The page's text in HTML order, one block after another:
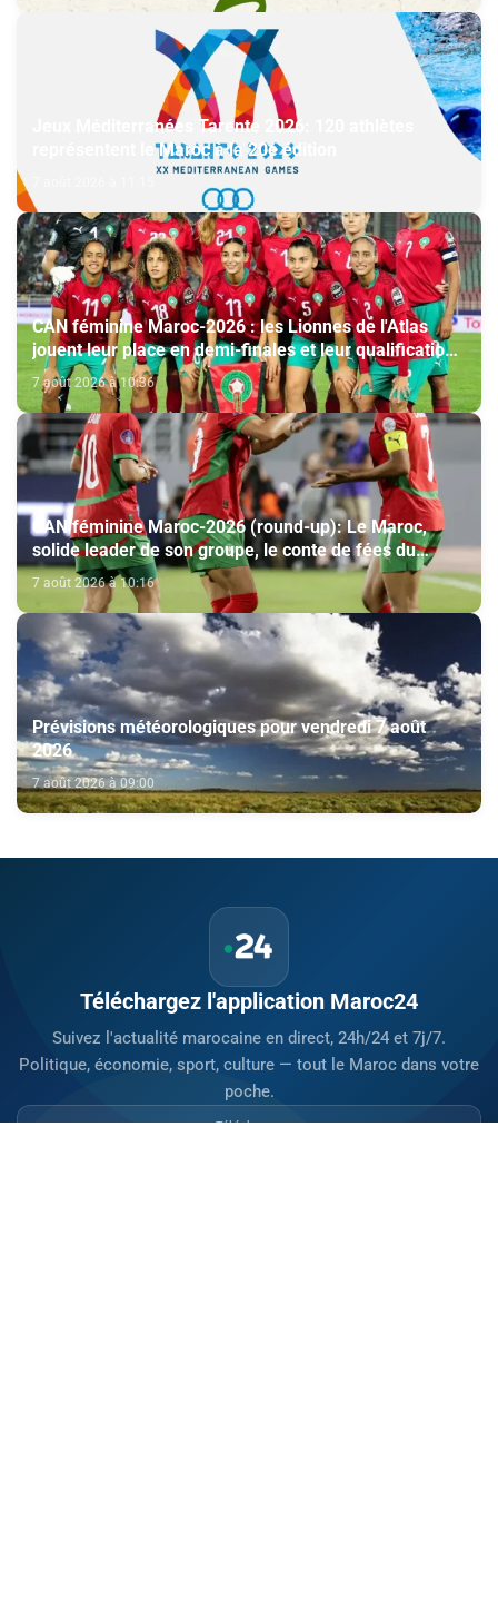
Jeux Méditerranées Tarente 2026: 120 athlètes
représentent le Maroc à la 20e édition
CAN féminine Maroc-2026 : les Lionnes de l'Atlas
jouent leur place en demi-finales et leur qualification
au Mondial-2027
7 août 2026 à 10:36
CAN féminine Maroc-2026 (round-up): Le Maroc,
solide leader de son groupe, le conte de fées du
Malawi se poursuit
7 août 2026 à 10:16
Prévisions météorologiques pour vendredi 7 août
2026
7 août 2026 à 09:00
Téléchargez l'application Maroc24
Suivez l'actualité marocaine en direct, 24h/24 et 7j/7.
Politique, économie, sport, culture — tout le Maroc dans votre
poche.
Télécharger sur